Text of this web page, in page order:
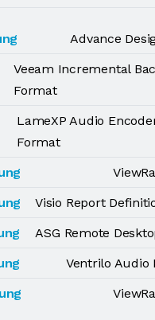
Advance
Veeam Incremental
Format
LameXP Audio
Format
Visio Report
ASG Remote
Ventrilo Audio